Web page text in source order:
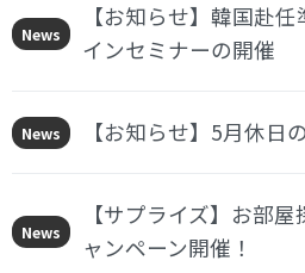
News
【お知らせ】韓国赴
インセミナーの開催
News 【お知らせ】5月休日
News
【サプライズ】お部
ャンペーン開催！